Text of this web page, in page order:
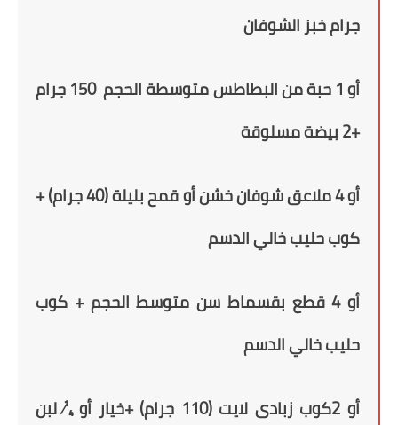
جرام خبز الشوفان
أو1حبة منال
بطاطس متوسطة الحجم 150 جرام
+
2بيضة مسلوقة
أو 4 ملاعق شوفان خشن أو قمح بليلة (40 جرام)
+
كوب حليب خالي الدسم
أو 4 قطع بقسماط سن متوسط الحجم + كوب
حليب خالي الدسم
أو 2كوب زبادى لايت (110 جرام) +خيار أو
¼ لبن